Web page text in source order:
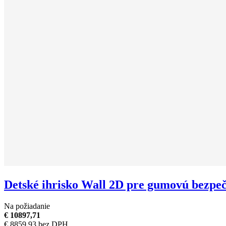
Detské ihrisko Wall 2D pre gumovú
Na požiadanie
€ 10897,71
€ 8859,93 bez DPH